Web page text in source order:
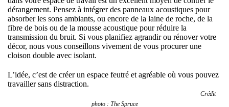
dérangement. Pensez à intégrer des panneaux acoustiques pour
absorber les sons ambiants, ou encore de la laine de roche, de la
fibre de bois ou de la mousse acoustique pour réduire la
transmission du bruit. Si vous planifiez agrandir ou rénover votre
décor, nous vous conseillons vivement de vous procurer une
cloison double avec isolant.
L’idée, c’est de créer un espace feutré et agréable où vous pouvez
travailler sans distraction.
Crédit
photo : The Spruce